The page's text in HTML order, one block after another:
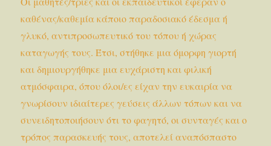
καθένας/καθεμία κάποιο παραδοσιακό έδεσμα ή
γλυκό, αντιπροσωπευτικό του τόπου ή χώρας
καταγωγής τους. Έτσι, στήθηκε μια όμορφη γιορτή
και δημιουργήθηκε μια ευχάριστη και φιλική
ατμόσφαιρα, όπου όλοι/ες είχαν την ευκαιρία να
γνωρίσουν ιδιαίτερες γεύσεις άλλων τόπων και να
συνειδητοποιήσουν ότι το φαγητό, οι συνταγές και ο
τρόπος παρασκευής τους, αποτελεί αναπόσπαστο